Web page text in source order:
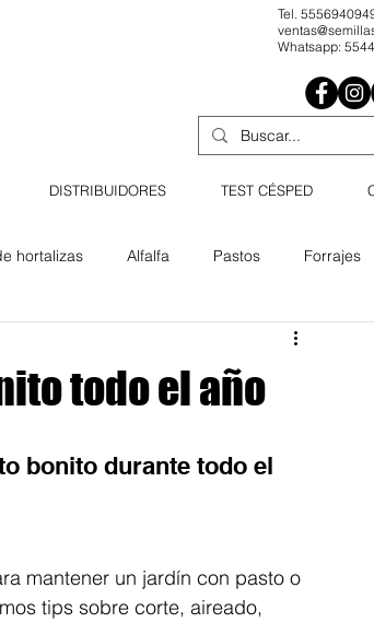
Tel.
Whatsapp:
DISTRIBUIDORES TEST CÉSPED
hortalizas Alfalfa Pastos Forrajes
Agricultura profesional
todo el año
bonito durante todo el
mantener un jardín con pasto o
tips sobre corte, aireado,